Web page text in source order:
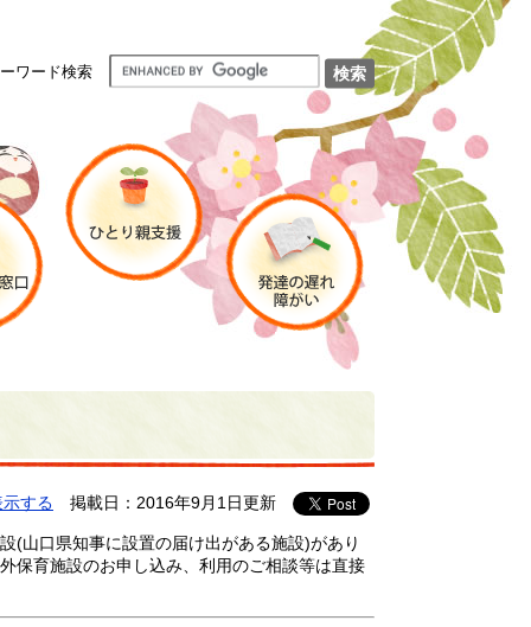
ワード検索
する 掲載日：2016年9月1日更新
(山口県知事に設置の届け出がある施設)があり
保育施設のお申し込み、利用のご相談等は直接